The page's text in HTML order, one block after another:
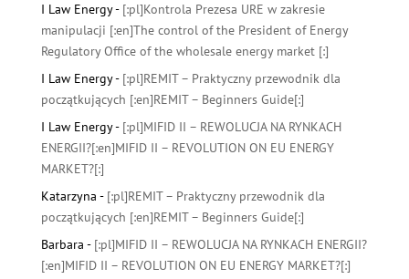
I Law Energy- [:pl]Kontrola Prezesa URE w zakresie
manipulacji [:en]The control of the President of Energy
Regulatory Office of the wholesale energy market [:]
I Law Energy- [:pl]REMIT – Praktyczny przewodnik dla
początkujących [:en]REMIT – Beginners Guide[:]
I Law Energy- [:pl]MIFID II – REWOLUCJA NA RYNKACH
ENERGII?[:en]MIFID II – REVOLUTION ON EU ENERGY
MARKET?[:]
Katarzyna - [:pl]REMIT – Praktyczny przewodnik dla
początkujących [:en]REMIT – Beginners Guide[:]
Barbara - [:pl]MIFID II – REWOLUCJA NA RYNKACH ENERGII?
[:en]MIFID II – REVOLUTION ON EU ENERGY MARKET?[:]